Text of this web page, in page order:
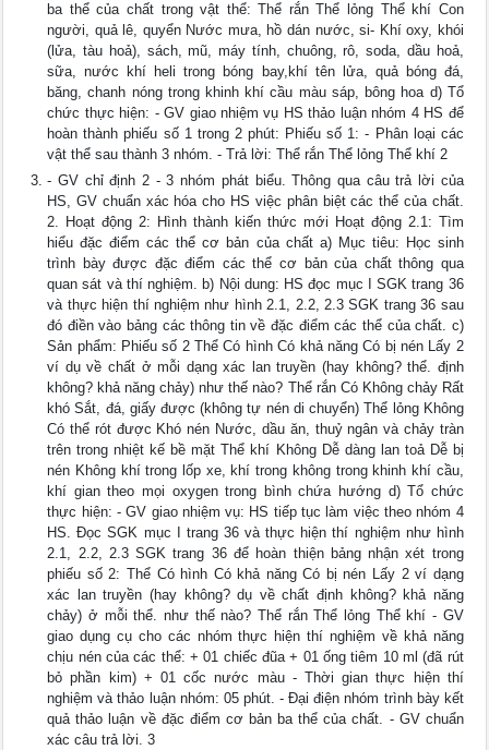
ba thể của chất trong vật thể: Thể rắn Thể lỏng Thể khí Con
người, quả lê, quyển Nước mưa, hồ dán nước, si- Khí oxy, khói
(lửa, tàu hoả), sách, mũ, máy tính, chuông, rô, soda, dầu hoả,
sữa, nước khí heli trong bóng bay,khí tên lửa, quả bóng đá,
băng, chanh nóng trong khinh khí cầu màu sáp, bông hoa d) Tổ
chức thực hiện: - GV giao nhiệm vụ HS thảo luận nhóm 4 HS để
hoàn thành phiếu số 1 trong 2 phút: Phiếu số 1: - Phân loại các
vật thể sau thành 3 nhóm. - Trả lời: Thể rắn Thể lỏng Thể khí 2
- GV chỉ định 2 - 3 nhóm phát biểu. Thông qua câu trả lời của
HS, GV chuẩn xác hóa cho HS việc phân biệt các thể của chất.
2. Hoạt động 2: Hình thành kiến thức mới Hoạt động 2.1: Tìm
hiểu đặc điểm các thể cơ bản của chất a) Mục tiêu: Học sinh
trình bày được đặc điểm các thể cơ bản của chất thông qua
quan sát và thí nghiệm. b) Nội dung: HS đọc mục I SGK trang 36
và thực hiện thí nghiệm như hình 2.1, 2.2, 2.3 SGK trang 36 sau
đó điền vào bảng các thông tin về đặc điểm các thể của chất. c)
Sản phẩm: Phiếu số 2 Thể Có hình Có khả năng Có bị nén Lấy 2
ví dụ về chất ở mỗi dạng xác lan truyền (hay không? thể. định
không? khả năng chảy) như thế nào? Thể rắn Có Không chảy Rất
khó Sắt, đá, giấy được (không tự nén di chuyển) Thể lỏng Không
Có thể rót được Khó nén Nước, dầu ăn, thuỷ ngân và chảy tràn
trên trong nhiệt kế bề mặt Thể khí Không Dễ dàng lan toả Dễ bị
nén Không khí trong lốp xe, khí trong không trong khinh khí cầu,
khí gian theo mọi oxygen trong bình chứa hướng d) Tổ chức
thực hiện: - GV giao nhiệm vụ: HS tiếp tục làm việc theo nhóm 4
HS. Đọc SGK mục I trang 36 và thực hiện thí nghiệm như hình
2.1, 2.2, 2.3 SGK trang 36 để hoàn thiện bảng nhận xét trong
phiếu số 2: Thể Có hình Có khả năng Có bị nén Lấy 2 ví dạng
xác lan truyền (hay không? dụ về chất định không? khả năng
chảy) ở mỗi thể. như thế nào? Thể rắn Thể lỏng Thể khí - GV
giao dụng cụ cho các nhóm thực hiện thí nghiệm về khả năng
chịu nén của các thể: + 01 chiếc đũa + 01 ống tiêm 10 ml (đã rút
bỏ phần kim) + 01 cốc nước màu - Thời gian thực hiện thí
nghiệm và thảo luận nhóm: 05 phút. - Đại điện nhóm trình bày kết
quả thảo luận về đặc điểm cơ bản ba thể của chất. - GV chuẩn
xác câu trả lời. 3